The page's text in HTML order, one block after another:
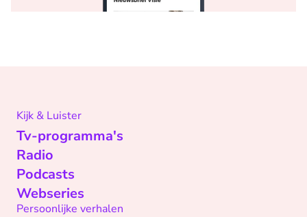
Kijk & Luister
Tv-programma's
Radio
Podcasts
Webseries
Persoonlijke verhalen